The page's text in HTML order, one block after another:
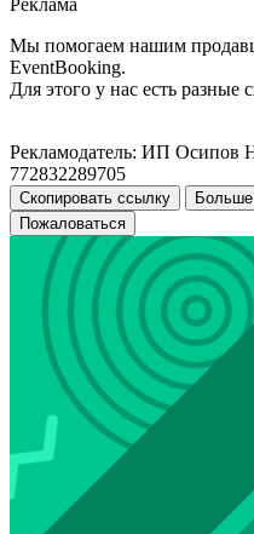
Мы помогаем нашим
EventBooking.
Для этого у нас есть
Рекламодатель: ИП
772832289705
Скопировать ссылку
Пожаловаться